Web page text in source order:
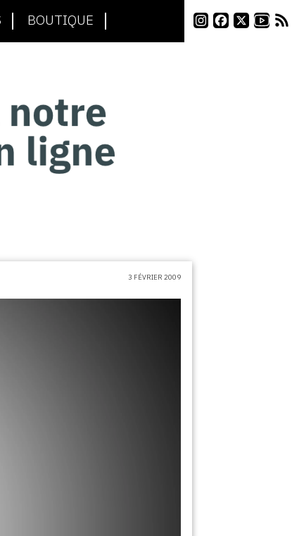
BOUTIQUE
3 FÉVRIER 2009